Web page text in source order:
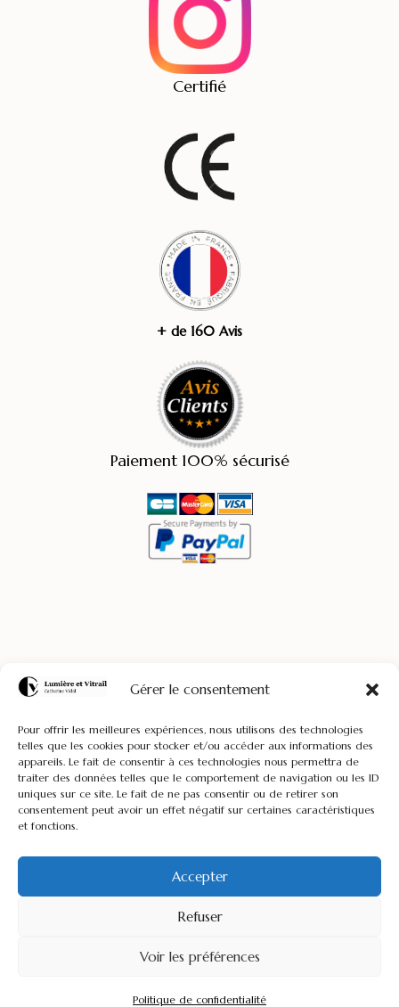
Gérer le consentement
Pour offrir les meilleures expériences, nous utilisons des technologies
telles que les cookies pour stocker et/ou accéder aux informations des
appareils. Le fait de consentir à ces technologies nous permettra de
traiter des données telles que le comportement de navigation ou les ID
uniques sur ce site. Le fait de ne pas consentir ou de retirer son
consentement peut avoir un effet négatif sur certaines caractéristiques
et fonctions.
Accepter
Refuser
Voir les préférences
Politique de confidentialité
Certifié
+ de 160 Avis
Paiement 100% sécurisé
© Lumière Et Vitrail
Depuis La France Vers Le Monde Entier.
Livraison & Expédition Internationale|Contact
|Mentions Légales|CGV|Terms &
Conditions (English)|Plan Du Site|FAQ|Tarifs